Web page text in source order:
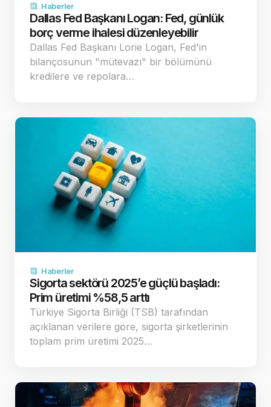
Haberler
Dallas Fed Başkanı Logan: Fed, günlük
borç verme ihalesi düzenleyebilir
Dallas Fed Başkanı Lorie Logan, Fed'in
bilançosunun "mütevazı" bir bölümünü
kredilere ve repolara…
Haberler
Sigorta sektörü 2025’e güçlü başladı:
Prim üretimi %58,5 arttı
Türkiye Sigorta Birliği (TSB) tarafından
açıklanan verilere göre, sigorta şirketlerinin
toplam prim üretimi 2025…